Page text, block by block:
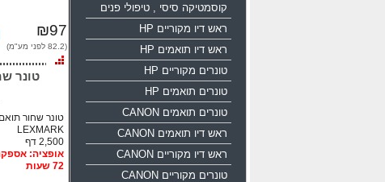
₪97
(82.2 לפני מע"מ)
LEXMARK
2,500 דף
72 שעות
קוסמטיקה סיסי , טיפולי פנים
ראש דיו מקוריים HP
ראש דיו תואמים HP
טונרים מקוריים HP
טונרים תואמים HP
טונרים תואמים CANON
ראש דיו תואמים CANON
ראש דיו מקוריים CANON
טונרים מקוריים CANON